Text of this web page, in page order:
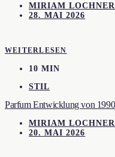
MIRIAM LOCHNER
28. MAI 2026
WEITERLESEN
10 MIN
STIL
Parfum Entwicklung von
MIRIAM LOCHNER
20. MAI 2026